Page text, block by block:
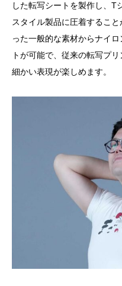
した転写シートを製作し、T
スタイル製品に圧着するこ
った一般的な素材からナイ
トが可能で、従来の転写プ
細かい表現が楽しめます。